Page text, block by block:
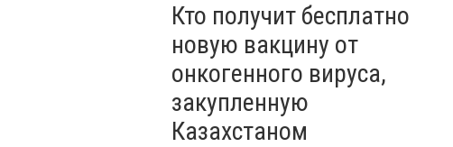
Кто получит бесплатно
новую вакцину от
онкогенного вируса,
закупленную
Казахстаном